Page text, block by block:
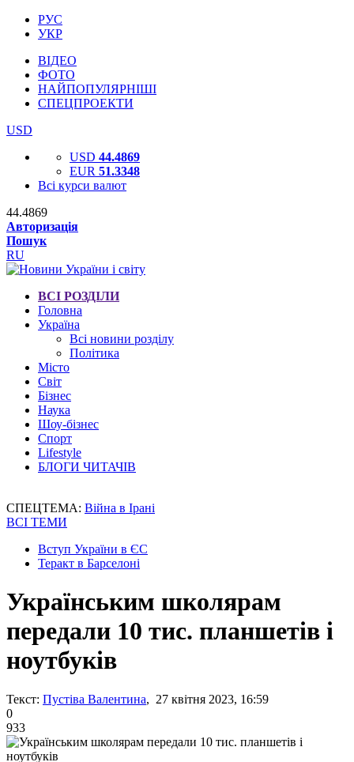
РУС
УКР
ВІДЕО
ФОТО
НАЙПОПУЛЯРНІШІ
СПЕЦПРОЕКТИ
USD
USD 44.4869
EUR 51.3348
Всі курси валют
44.4869
Авторизація
Пошук
RU
ВСІ РОЗДІЛИ
Головна
Україна
Всі новини розділу
Політика
Місто
Світ
Бізнес
Наука
Шоу-бізнес
Спорт
Lifestyle
БЛОГИ ЧИТАЧІВ
СПЕЦТЕМА: Війна в Ірані
ВСІ ТЕМИ
Вступ України в ЄС
Теракт в Барселоні
Українським школярам
передали 10 тис. планшетів і
ноутбуків
Текст: Пустіва Валентина, 27 квітня 2023, 16:59
0
933